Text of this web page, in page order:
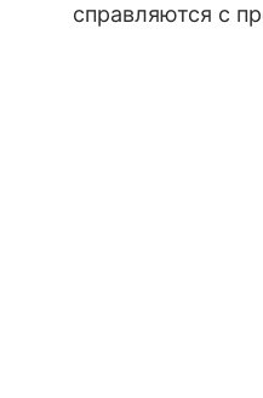
справляются с